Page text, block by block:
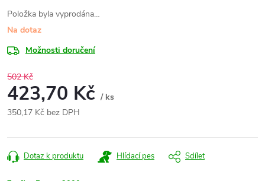
Položka byla vyprodána…
Na dotaz
Možnosti doručení
502 Kč
423,70 Kč / ks
350,17 Kč bez DPH
cena:
Dotaz k produktu Hlídací pes Sdílet